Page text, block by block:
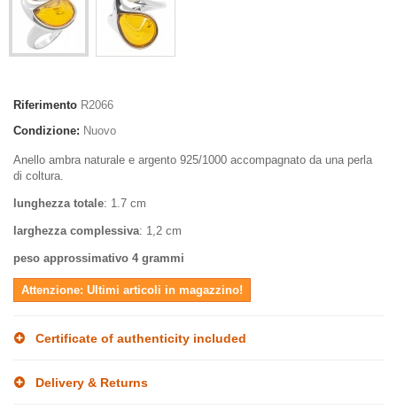
Riferimento R2066
Condizione: Nuovo
Anello ambra naturale e argento 925/1000 accompagnato da una perla
di coltura.
lunghezza totale: 1.7 cm
larghezza complessiva: 1,2 cm
peso approssimativo 4 grammi
Attenzione: Ultimi articoli in magazzino!
Certificate of authenticity included
Delivery & Returns